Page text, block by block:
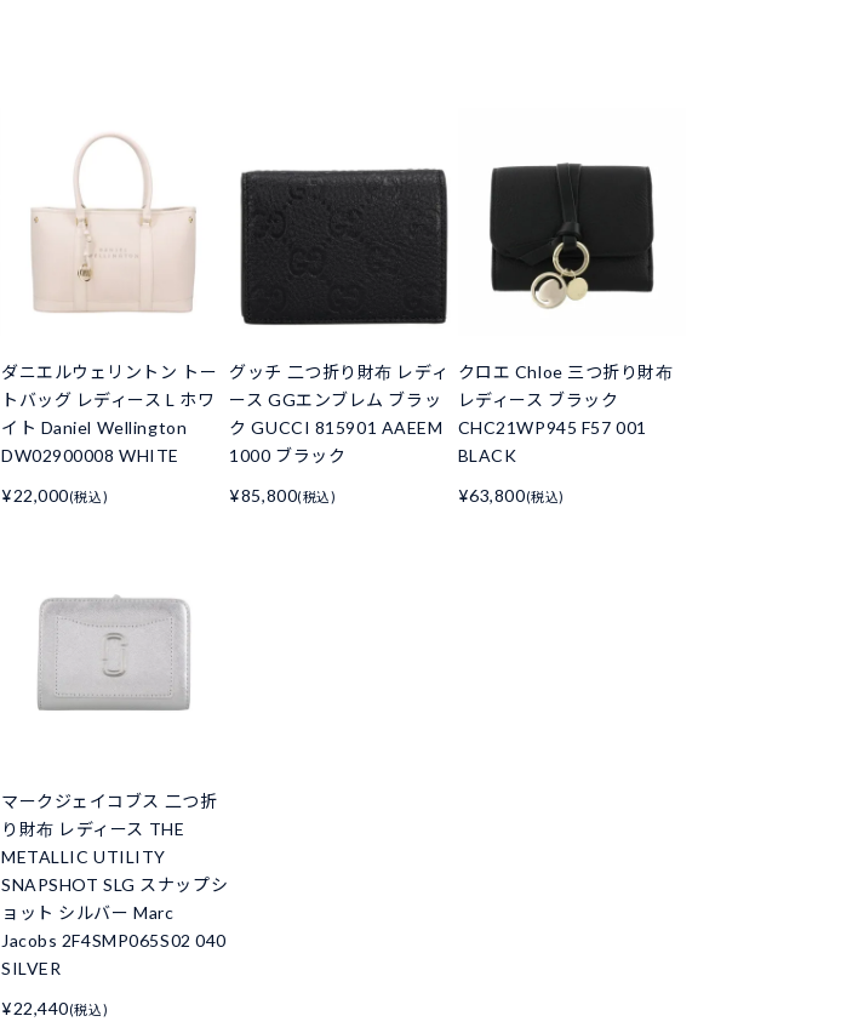
ダニエルウェリントン トー
トバッグ レディース L ホワ
イト Daniel Wellington
DW02900008 WHITE
¥22,000(税込)
グッチ 二つ折り財布 レディ
ース GGエンブレム ブラッ
ク GUCCI 815901 AAEEM
1000 ブラック
¥85,800(税込)
クロエ Chloe 三つ折り財布
レディース ブラック
CHC21WP945 F57 001
BLACK
¥63,800(税込)
マークジェイコブス 二つ折
り財布 レディース THE
METALLIC UTILITY
SNAPSHOT SLG スナップシ
ョット シルバー Marc
Jacobs 2F4SMP065S02 040
SILVER
¥22,440(税込)